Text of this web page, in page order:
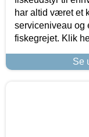
har altid været et
serviceniveau og
fiskegrejet. Klik
Se